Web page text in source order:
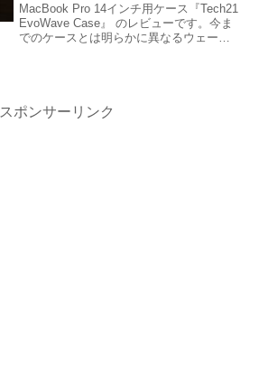
MacBook Pro 14インチ用ケース『Tech21
EvoWave Case』 のレビューです。今ま
でのケースとは明らかに異なるウェーブ
スポンサーリンク